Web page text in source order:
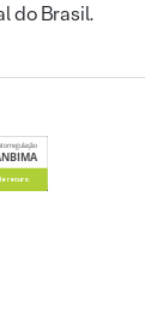
do Brasil.